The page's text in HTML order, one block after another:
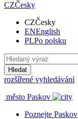
CZČesky
CZČesky
ENEnglish
PLPo polsku
Hledat
rozšířené vyhledávání
město Paskov
Poznejte Paskov